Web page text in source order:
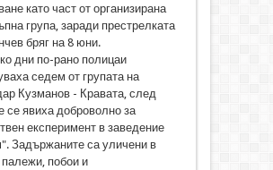
като част от организирана
група, заради престрелката
бряг на 8 юни.
дни по-рано полицаи
седем от групата на
Кузманов - Кравата, след
се явиха доброволно за
експеримент в заведение
Задържаните са уличени в
палежи, побои и